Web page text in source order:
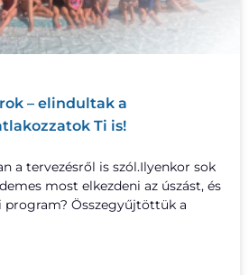
– elindultak a
Ti is!
a tervezésről is szól.Ilyenkor sok
most elkezdeni az úszást, és
program? Összegyűjtöttük a